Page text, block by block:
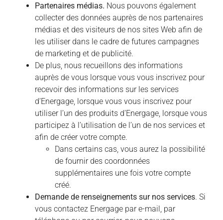
Partenaires médias. Nous pouvons également
collecter des données auprès de nos partenaires
médias et des visiteurs de nos sites Web afin de
les utiliser dans le cadre de futures campagnes
de marketing et de publicité.
De plus, nous recueillons des informations
auprès de vous lorsque vous vous inscrivez pour
recevoir des informations sur les services
d’Energage, lorsque vous vous inscrivez pour
utiliser l’un des produits d’Energage, lorsque vous
participez à l’utilisation de l’un de nos services et
afin de créer votre compte.
Dans certains cas, vous aurez la possibilité
de fournir des coordonnées
supplémentaires une fois votre compte
créé.
Demande de renseignements sur nos services. Si
vous contactez Energage par e-mail, par